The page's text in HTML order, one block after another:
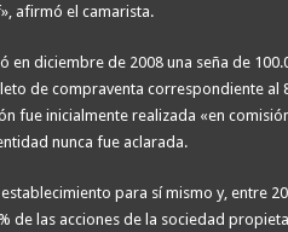
afirmó el camarista.
en diciembre de 2008 una seña de
de compraventa correspondiente al
fue inicialmente realizada «en
nunca fue aclarada.
para sí mismo y, entre
de las acciones de la sociedad